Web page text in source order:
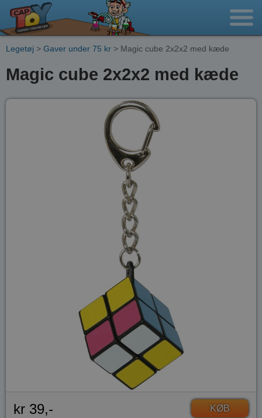
Legetøj > Gaver under 75 kr > Magic cube 2x2x2 med kæde
Magic cube 2x2x2 med kæde
kr 39,- KØB